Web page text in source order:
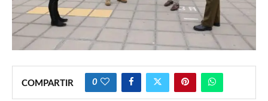
COMPARTIR 0